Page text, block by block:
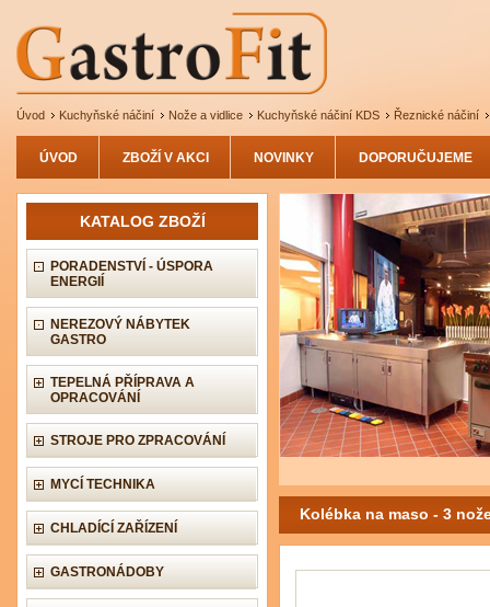
Úvod Kuchyňské náčiní Nože a vidlice Kuchyňské náčiní KDS Řeznické náčiní
ÚVOD ZBOŽÍ V AKCI NOVINKY DOPORUČUJEME
KATALOG ZBOŽÍ
PORADENSTVÍ - ÚSPORA
ENERGIÍ
NEREZOVÝ NÁBYTEK
GASTRO
TEPELNÁ PŘÍPRAVA A
OPRACOVÁNÍ
STROJE PRO ZPRACOVÁNÍ
MYCÍ TECHNIKA
CHLADÍCÍ ZAŘÍZENÍ
GASTRONÁDOBY
Kolébka na maso - 3